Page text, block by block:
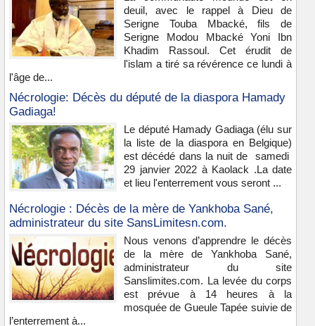
deuil, avec le rappel à Dieu de
Serigne Touba Mbacké, fils de
Serigne Modou Mbacké Yoni Ibn
Khadim Rassoul. Cet érudit de
l'islam a tiré sa révérence ce lundi à
l'âge de...
Nécrologie: Décès du député de la diaspora Hamady
Gadiaga!
Le député Hamady Gadiaga (élu sur
la liste de la diaspora en Belgique)
est décédé dans la nuit de samedi
29 janvier 2022 à Kaolack .La date
et lieu l'enterrement vous seront ...
Nécrologie : Décès de la mère de Yankhoba Sané,
administrateur du site SansLimitesn.com.
Nous venons d’apprendre le décès
de la mère de Yankhoba Sané,
administrateur du site
Sanslimites.com. La levée du corps
est prévue à 14 heures à la
mosquée de Gueule Tapée suivie de
l’enterrement à...